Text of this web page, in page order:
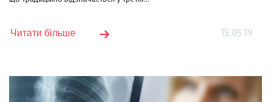
15.05.19
Читати більше